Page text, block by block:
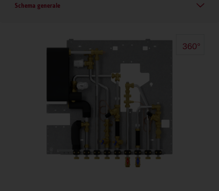
Schema generale
360°